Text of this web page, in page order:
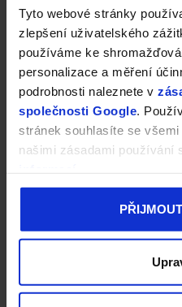
Tyto webové stránky
zlepšení uživatelského
používáme ke
personalizace a měření
podrobnosti naleznete v
společnosti Google.
stránek souhlasíte se
našimi zásadami používání